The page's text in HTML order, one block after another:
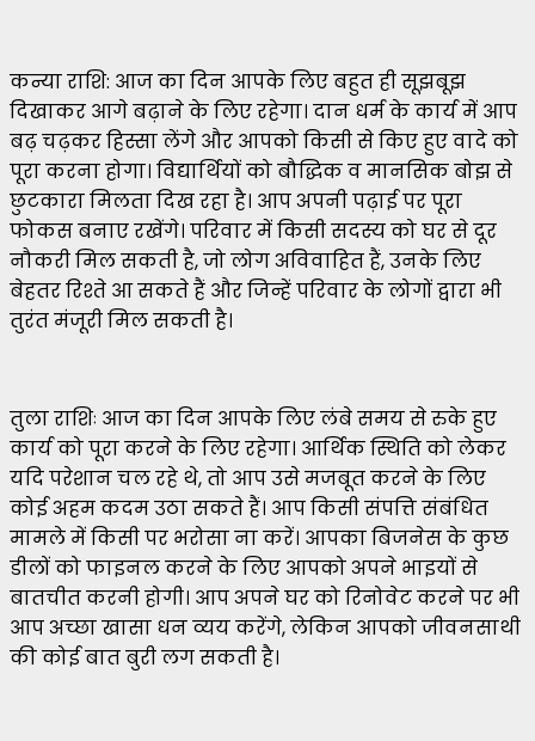
कन्या राशि: आज का दिन आपके लिए बहुत ही सूझबूझ
दिखाकर आगे बढ़ाने के लिए रहेगा। दान धर्म के कार्य में आप
बढ़ चढ़कर हिस्सा लेंगे और आपको किसी से किए हुए वादे को
पूरा करना होगा। विद्यार्थियों को बौद्धिक व मानसिक बोझ से
छुटकारा मिलता दिख रहा है। आप अपनी पढ़ाई पर पूरा
फोकस बनाए रखेंगे। परिवार में किसी सदस्य को घर से दूर
नौकरी मिल सकती है, जो लोग अविवाहित हैं, उनके लिए
बेहतर रिश्ते आ सकते हैं और जिन्हें परिवार के लोगों द्वारा भी
तुरंत मंजूरी मिल सकती है।
तुला राशिः आज का दिन आपके लिए लंबे समय से रुके हुए
कार्य को पूरा करने के लिए रहेगा। आर्थिक स्थिति को लेकर
यदि परेशान चल रहे थे, तो आप उसे मजबूत करने के लिए
कोई अहम कदम उठा सकते हैं। आप किसी संपत्ति संबंधित
मामले में किसी पर भरोसा ना करें। आपका बिजनेस के कुछ
डीलों को फाइनल करने के लिए आपको अपने भाइयों से
बातचीत करनी होगी। आप अपने घर को रिनोवेट करने पर भी
आप अच्छा खासा धन व्यय करेंगे, लेकिन आपको जीवनसाथी
की कोई बात बुरी लग सकती है।